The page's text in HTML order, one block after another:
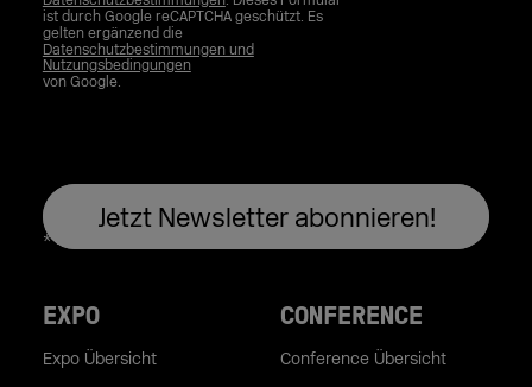
ist durch Google reCAPTCHA geschützt. Es
gelten ergänzend die
Datenschutzbestimmungen und
Nutzungsbedingungen
von Google.
EXPO
Expo Übersicht
CONFERENCE
Conference Übersicht